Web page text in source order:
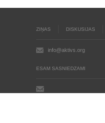
ZIŅAS DISKUSIJAS
info@aktivs.org
ESAM SASNIEDZAMI